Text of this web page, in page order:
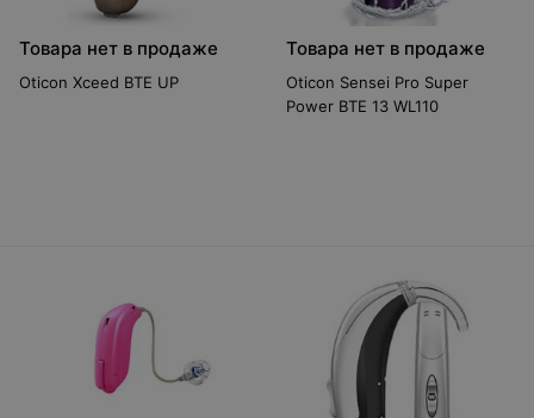
Товара нет в продаже
Oticon Xceed BTE UP
Товара нет в продаже
Oticon Sensei Pro Super
Power BTE 13 WL110